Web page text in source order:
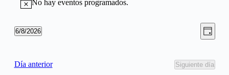
enAvisoNo hay eventos programados.
dede
de
Día
6/8/2026
Día anterior Siguiente día